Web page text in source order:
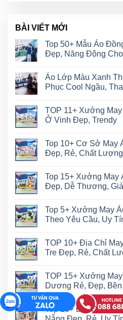
BÀI VIẾT MỚI
Top 50+ Mẫu Áo
Đẹp, Năng Động
Áo Lớp Màu Xanh
Phục Cool Ngầu,
TOP 11+ Xưởng
Ở Vinh Đẹp, Trendy
Top 10+ Cơ Sở May
Đẹp, Rẻ, Chất Lượng
Top 15+ Xưởng May
Đẹp, Dễ Thương,
Top 5+ Xưởng May
Theo Yêu Cầu, Uy
TOP 10+ Địa Chỉ
Tre Đẹp, Rẻ, Chất
TOP 15+ Xưởng
Dương Rẻ, Đẹp, Bền
Top 10+ Địa Chỉ